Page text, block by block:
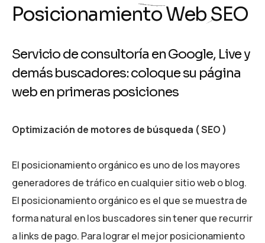
PosicionamientoWeb SEO
Serviciodeconsultoría enGoogle, Livey
demás buscadores:coloquesu página
weben primeras posiciones
Optimización de motores de búsqueda ( SEO )
El posicionamiento orgánico es uno de los mayores
generadores de tráfico en cualquier sitio web o blog.
El posicionamiento orgánico es el que se muestra de
forma natural en los buscadores sin tener que recurrir
a links de pago. Para lograr el mejor posicionamiento